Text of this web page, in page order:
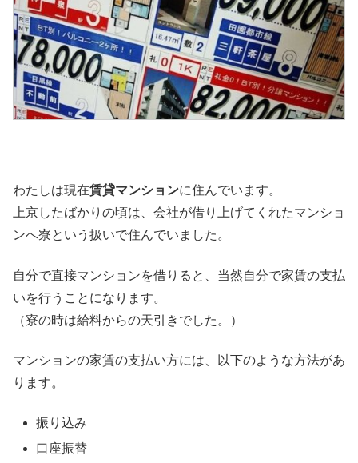
わたしは現在賃貸マンションに住んでいます。
上京したばかりの頃は、会社が借り上げてくれたマンショ
ンへ寮という扱いで住んでいました。
自分で直接マンションを借りると、当然自分で家賃の支払
いを行うことになります。
（寮の時は給料からの天引きでした。）
マンションの家賃の支払い方には、以下のような方法があ
ります。
振り込み
口座振替